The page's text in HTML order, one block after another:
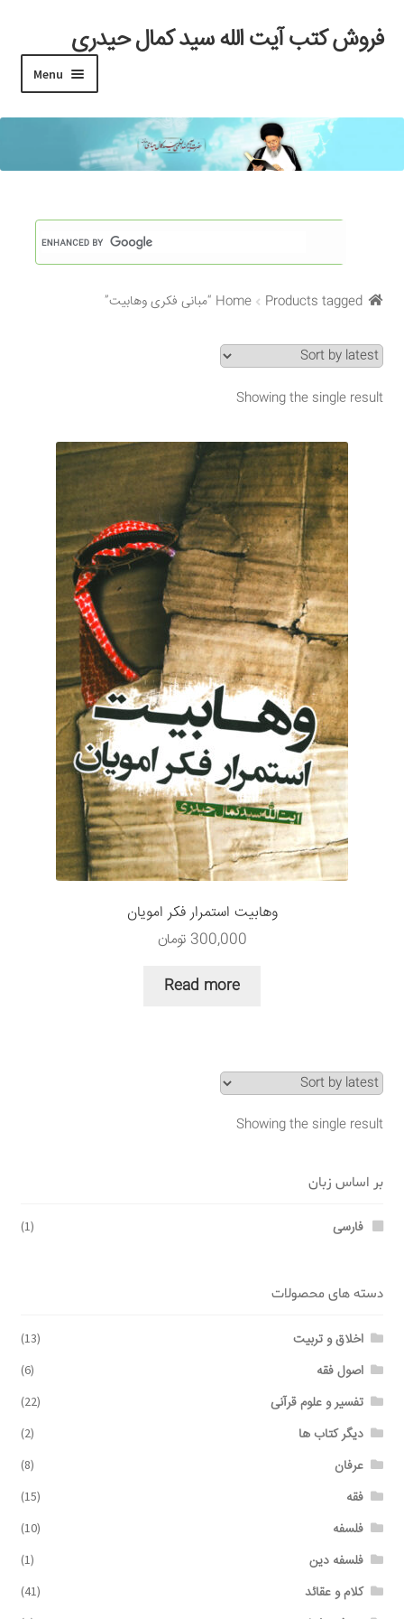
Skip
to
Skip
to
فروش کتب آیت الله سید کمال حیدری
Menu
خانه
#97 (بدون عنوان)
Checkout
My account
Search Results
Shop
برگه نمونه
برگه نمونه
پرداخت
تماس با ما
ثبت شکایات
حساب کاربری من
درباره ما
سبد خرید
قوانین و مقررات
Home Products tagged “مبانی فکری وهابیت”
Showing the single result
وهابیت استمرار فکر امویان
300,000 تومان
Read more
Showing the single result
بر اساس زبان
فارسی (1)
دسته های محصولات
اخلاق و تربیت (13)
اصول فقه (6)
تفسیر و علوم قرآنی (22)
دیگر کتاب ها (2)
عرفان (8)
فقه (15)
فلسفه (10)
فلسفه دین (1)
کلام و عقائد (41)